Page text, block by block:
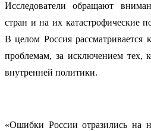
Исследователи обращают
стран и на их катастрофические
В целом Россия рассматривается
проблемам, за исключением тех,
внутренней политики.
«Ошибки России отразились на